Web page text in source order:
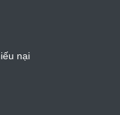
nại